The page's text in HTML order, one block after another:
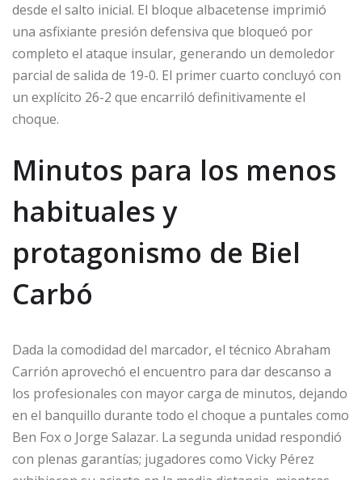
desde el salto inicial. El bloque albacetense imprimió
una asfixiante presión defensiva que bloqueó por
completo el ataque insular, generando un demoledor
parcial de salida de 19-0. El primer cuarto concluyó con
un explícito 26-2 que encarriló definitivamente el
choque.
Minutos para los menos
habituales y
protagonismo de Biel
Carbó
Dada la comodidad del marcador, el técnico Abraham
Carrión aprovechó el encuentro para dar descanso a
los profesionales con mayor carga de minutos, dejando
en el banquillo durante todo el choque a puntales como
Ben Fox o Jorge Salazar. La segunda unidad respondió
con plenas garantías; jugadores como Vicky Pérez